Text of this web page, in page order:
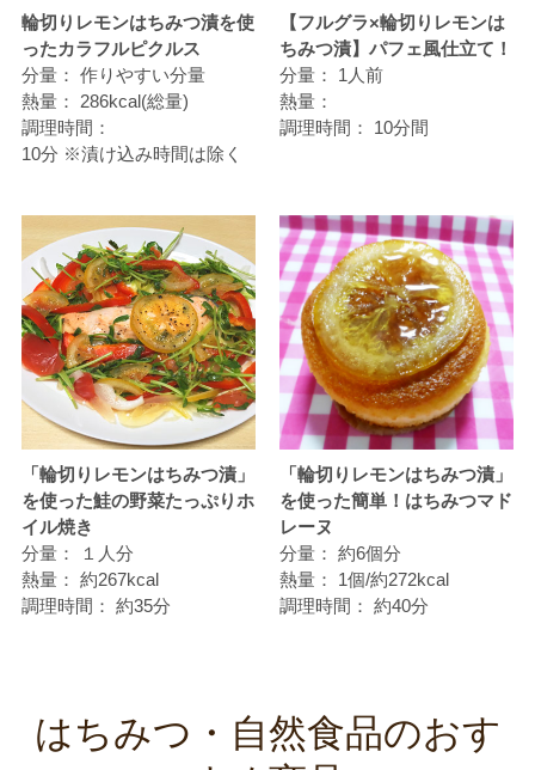
輪切りレモンはちみつ漬を使
ったカラフルピクルス
分量： 作りやすい分量
熱量：
286kcal(総量)
調理時間：
10分 ※漬け込み時間は除く
【フルグラ×輪切りレモンは
ちみつ漬】パフェ風仕立て！
分量：
1人前
熱量：
調理時間：
10分間
「輪切りレモンはちみつ漬」
を使った鮭の野菜たっぷりホ
イル焼き
分量：
１人分
熱量： 約267kcal
調理時間： 約35分
「輪切りレモンはちみつ漬」
を使った簡単！はちみつマド
レーヌ
分量： 約6個分
熱量：
1個/約272kcal
調理時間： 約40分
はちみつ・自然食品のおす